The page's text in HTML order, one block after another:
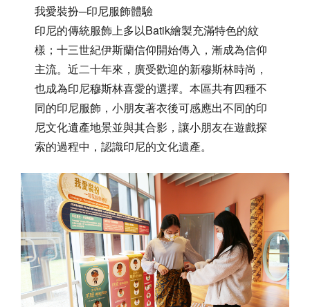
我愛裝扮─印尼服飾體驗
印尼的傳統服飾上多以Batik繪製充滿特色的紋
樣；十三世紀伊斯蘭信仰開始傳入，漸成為信仰
主流。近二十年來，廣受歡迎的新穆斯林時尚，
也成為印尼穆斯林喜愛的選擇。本區共有四種不
同的印尼服飾，小朋友著衣後可感應出不同的印
尼文化遺產地景並與其合影，讓小朋友在遊戲探
索的過程中，認識印尼的文化遺產。